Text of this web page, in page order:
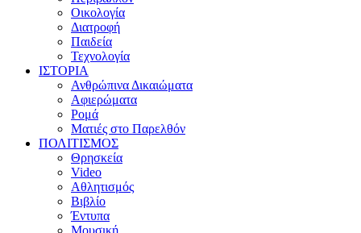
Οικολογία
Διατροφή
Παιδεία
Τεχνολογία
ΙΣΤΟΡΙΑ
Ανθρώπινα Δικαιώματα
Αφιερώματα
Ρομά
Ματιές στο Παρελθόν
ΠΟΛΙΤΙΣΜΟΣ
Θρησκεία
Video
Αθλητισμός
Βιβλίο
Έντυπα
Μουσική